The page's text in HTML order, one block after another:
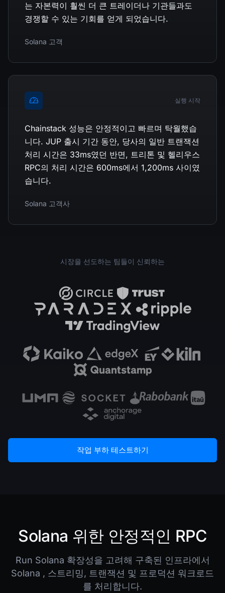
는 자본력이 훨씬 더 큰 트레이더나 기관들과도
경쟁할 수 있는 기회를 얻게 되었습니다.
Solana 고객
실행 시작
Chainstack 성능은 안정적이고 빠르며 탁월했습
니다. JUP 출시 기간 동안, 당사의 일반 트랜잭션
처리 시간은 33ms였던 반면, 트리톤 및 헬리우스
RPC의 처리 시간은 600ms에서 1,200ms 사이였
습니다.
Solana 고객사
시장을 선도하는 팀들이 신뢰하는
작업 부하 테스트하기
Solana 위한 안정적인 RPC
Run Solana 확장성을 고려해 구축된 인프라에서
Solana , 스트리밍, 트랜잭션 및 프로덕션 워크로드
를 처리합니다.